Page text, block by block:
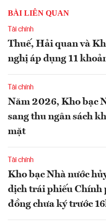
BÀI LIÊN QUAN
Tài chính
Thuế, Hải quan và
nghị áp dụng 11
Tài chính
Năm 2026, Kho bạc
sang thu ngân sách
mặt
Tài chính
Kho bạc Nhà nước
dịch trái phiếu Chính
đồng chưa ký trước